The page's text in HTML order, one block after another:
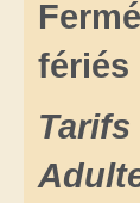
fériés
Tarifs